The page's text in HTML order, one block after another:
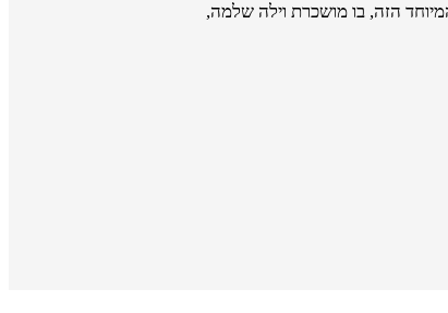
הזה, בו מושכרת וילה שלמה,